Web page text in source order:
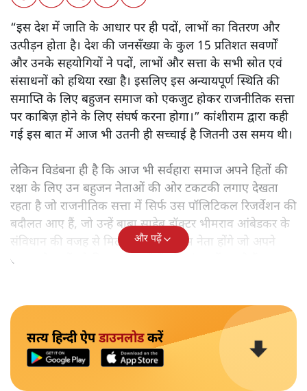
“इस देश में जाति के आधार पर ही पदों, लाभों का वितरण और
उत्पीड़न होता है। देश की जनसँख्या के कुल 15 प्रतिशत सवर्णों
और उनके सहयोगियों ने पदों, लाभों और सत्ता के सभी स्रोत एवं
संसाधनों को हथिया रखा है। इसलिए इस अन्यायपूर्ण स्थिति की
समाप्ति के लिए बहुजन समाज को एकजुट होकर राजनीतिक सत्ता
पर काबिज़ होने के लिए संघर्ष करना होगा।” कांशीराम द्वारा कही
गई इस बात में आज भी उतनी ही सच्चाई है जितनी उस समय थी।
लेकिन विडंबना ही है कि आज भी सर्वहारा समाज अपने हितों की
रक्षा के लिए उन बहुजन नेताओं की ओर टकटकी लगाए देखता
रहता है जो राजनीतिक सत्ता में सिर्फ उस पॉलिटिकल रिजर्वेशन की
बदौलत आए हैं, जो उन्हें बाबा साहेब डॉक्टर भीमराव आंबेडकर के
संविधान की वजह से मिला। ऐसे बहुत कम नेता होंगे जो अपने
समाज के मुद्दों को विधानसभाओं में और संसद में उठाते हैं।
और पढ़ें
सत्य हिन्दी ऐपडाउनलोडकरें